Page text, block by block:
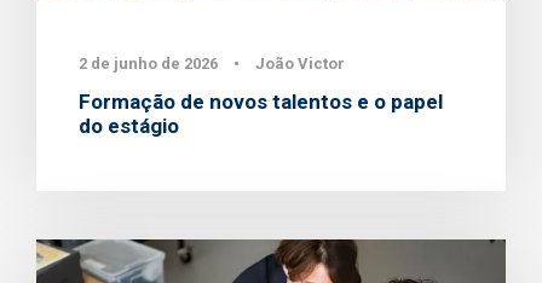
2 de junho de 2026 • João Victor
Formação de novos talentos e o papel
do estágio